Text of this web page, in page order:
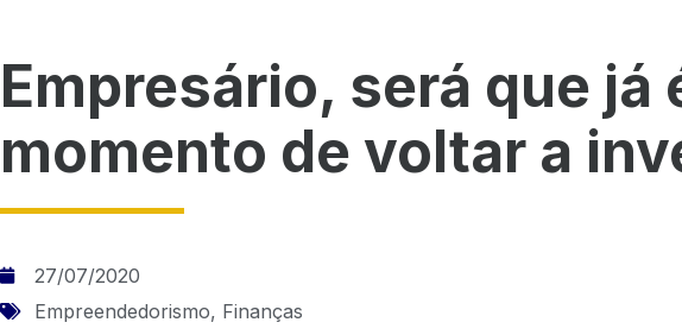
Empresário, será que já
momento de voltar a
27/07/2020
Empreendedorismo, Finanças